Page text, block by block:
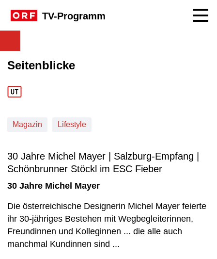
TV-Programm
Seitenblicke
Magazin Lifestyle
30 Jahre Michel Mayer | Salzburg-Empfang |
Schönbrunner Stöckl im ESC Fieber
30 Jahre Michel Mayer
Die österreichische Designerin Michel Mayer feierte
ihr 30-jähriges Bestehen mit Wegbegleiterinnen,
Freundinnen und Kolleginnen ... die alle auch
manchmal Kundinnen sind ...